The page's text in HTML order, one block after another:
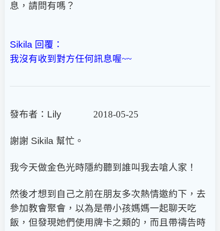
息，請問有嗎？
Sikila 回覆：
我沒有收到對方任何訊息喔~~
發布者： Lily 2018-05-25
謝謝 Sikila 幫忙。
我今天做金色光時隱約聽到誰叫我去嗆人家！
然後才想到自己之前在朋友多次熱情邀約下，去
參加教會聚會，以為是帶小孩媽媽一起聊天吃
飯，但發現她們使用牌卡之類的，而且帶禱告時